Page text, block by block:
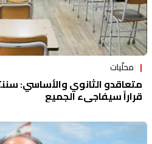
محلّيات
متعاقدو الثانوي والأساسي:
قراراً سيفاجىء الجميع